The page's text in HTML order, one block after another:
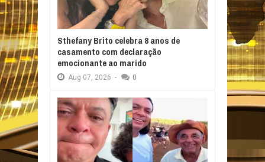
Sthefany Brito celebra 8 anos de
casamento com declaração
emocionante ao marido
Aug 07, 2026 - 0